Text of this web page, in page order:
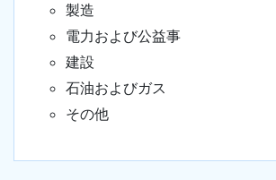
製造
電力および公益事
建設
石油およびガス
その他